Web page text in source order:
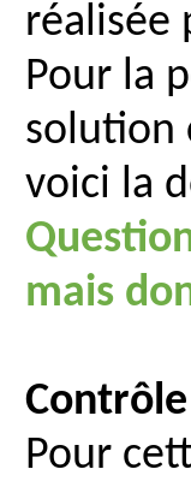
réalisée
Pour la
solution
voici la
mais
Pour